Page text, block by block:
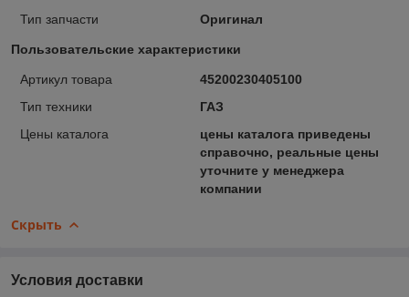
Тип запчасти
Оригинал
Пользовательские характеристики
Артикул товара
45200230405100
Тип техники
ГАЗ
Цены каталога
цены каталога приведены
справочно, реальные цены
уточните у менеджера
компании
Скрыть
Условия доставки